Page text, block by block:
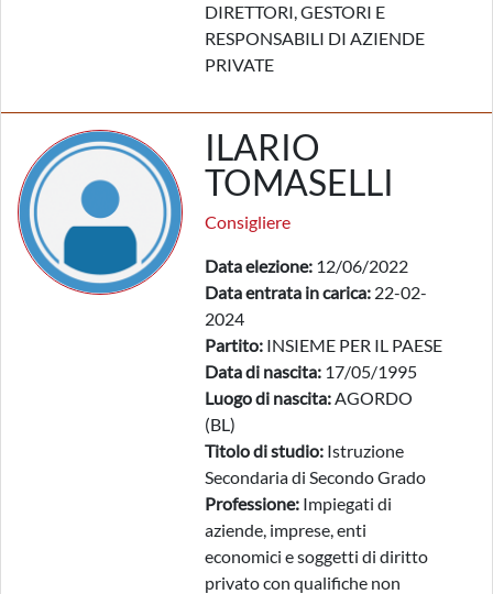
DIRETTORI, GESTORI E
RESPONSABILI DI AZIENDE
PRIVATE
ILARIO
TOMASELLI
Consigliere
Data elezione: 12/06/2022
Data entrata in carica: 22-02-
2024
Partito: INSIEME PER IL PAESE
Data di nascita: 17/05/1995
Luogo di nascita:AGORDO
(BL)
Titolo di studio: Istruzione
Secondaria di Secondo Grado
Professione: Impiegati di
aziende, imprese, enti
economici e soggetti di diritto
privato con qualifiche non